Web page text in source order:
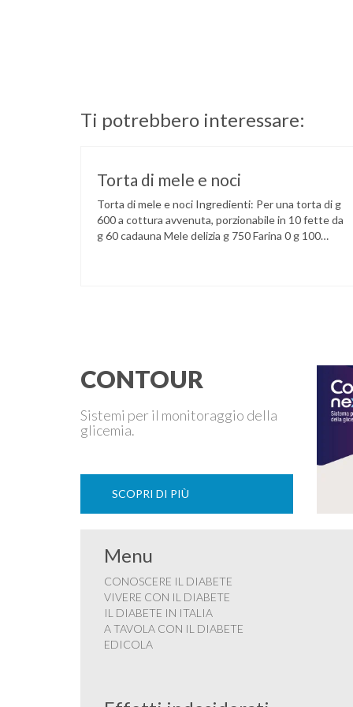
Ti potrebbero interessare:
Torta di mele e noci
Torta di mele e noci Ingredienti: Per una torta di g
600 a cottura avvenuta, porzionabile in 10 fette da
g 60 cadauna Mele delizia g 750 Farina 0 g 100
CONTOUR
Sistemi per il monitoraggio della
glicemia.
SCOPRI DI PIÙ
Menu
CONOSCERE IL DIABETE
VIVERE CON IL DIABETE
IL DIABETE IN ITALIA
A TAVOLA CON IL DIABETE
EDICOLA